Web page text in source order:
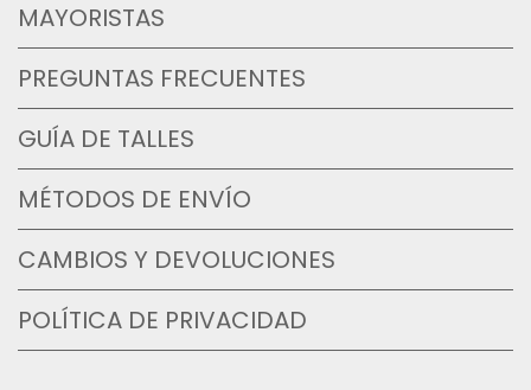
MAYORISTAS
PREGUNTAS FRECUENTES
GUÍA DE TALLES
MÉTODOS DE ENVÍO
CAMBIOS Y DEVOLUCIONES
POLÍTICA DE PRIVACIDAD